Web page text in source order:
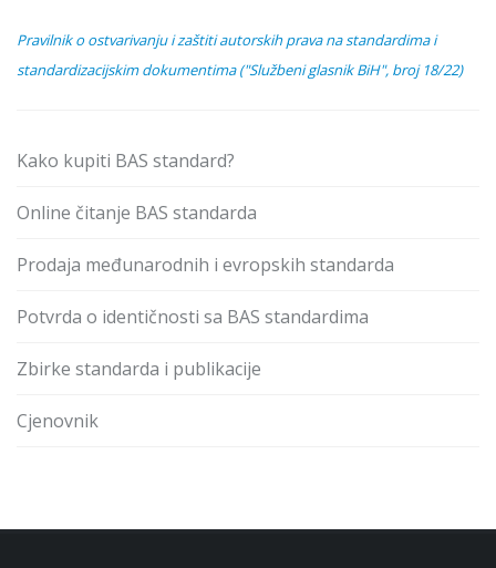
Pravilnik o ostvarivanju i zaštiti autorskih prava na standardima i
standardizacijskim dokumentima ("Službeni glasnik BiH", broj 18/22)
Kako kupiti BAS standard?
Online čitanje BAS standarda
Prodaja međunarodnih i evropskih standarda
Potvrda o identičnosti sa BAS standardima
Zbirke standarda i publikacije
Cjenovnik